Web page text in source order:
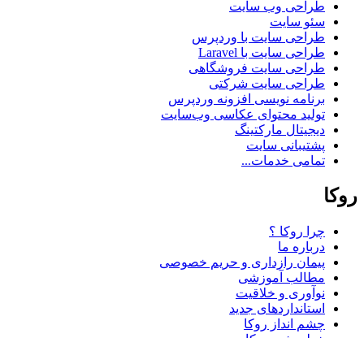
طراحی وب سایت
سئو سایت
طراحی سایت با وردپرس
طراحی سایت با Laravel
طراحی سایت فروشگاهی
طراحی سایت شرکتی
برنامه نویسی افزونه وردپرس
تولید محتوای عکاسی وب‌سایت
دیجیتال مارکتینگ
پشتیبانی سایت
تمامی خدمات...
روکا
چرا روکا ؟
درباره ما
پیمان رازداری و حریم خصوصی
مطالب آموزشی
نوآوری و خلاقیت
استانداردهای جدید
چشم انداز روکا